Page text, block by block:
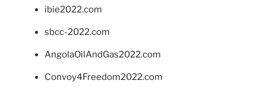
ibie2022.com
sbcc-2022.com
AngolaOilAndGas2022.com
Convoy4Freedom2022.com